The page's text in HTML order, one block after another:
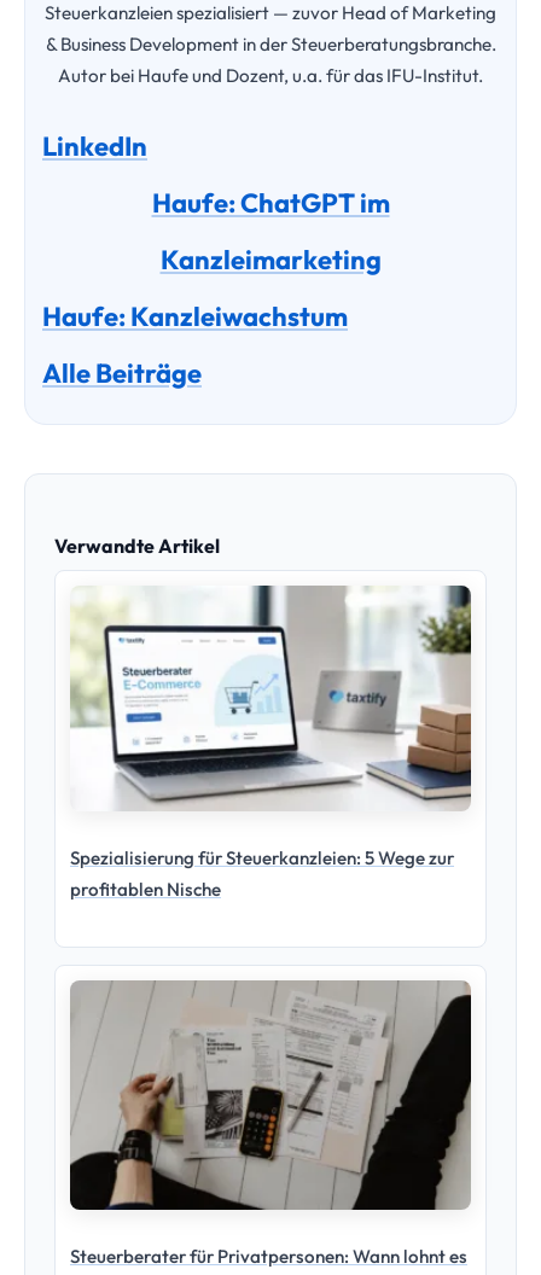
Steuerkanzleien spezialisiert — zuvor Head of Marketing
& Business Development in der Steuerberatungsbranche.
Autor bei Haufe und Dozent, u.a. für das IFU-Institut.
LinkedIn
Haufe: ChatGPT im
Kanzleimarketing
Haufe: Kanzleiwachstum
Alle Beiträge
Verwandte Artikel
Spezialisierung für Steuerkanzleien: 5 Wege zur
profitablen Nische
Steuerberater für Privatpersonen: Wann lohnt es